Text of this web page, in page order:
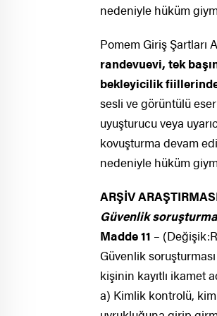
nedeniyle hüküm
Pomem Giriş Şartları
randevuevi, tek
bekleyicilik
sesli ve görüntülü
uyuşturucu veya
kovuşturma devam
nedeniyle hüküm
ARŞİV
Güvenlik
Madde 11 –
Güvenlik
kişinin kayıtlı ikamet
a) Kimlik kontrolü,